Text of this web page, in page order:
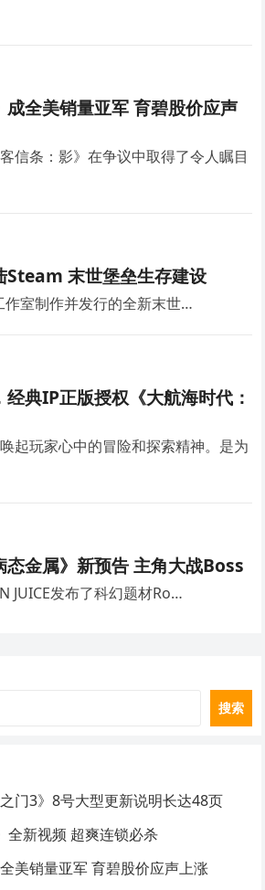
成全美销量亚军 育碧股价应声
信条：影》在争议中取得了令人瞩目
Steam 末世堡垒生存建设
室制作并发行的全新末世…
典IP正版授权《大航海时代：
起玩家心中的冒险和探索精神。是为
态金属》新预告 主角大战Boss
JUICE发布了科幻题材Ro…
搜索
门3》8号大型更新说明长达48页
全新视频 超爽连锁必杀
美销量亚军 育碧股价应声上涨